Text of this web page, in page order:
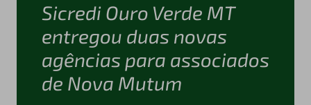
Sicredi Ouro Verde MT
entregou duas novas
agências para associados
de Nova Mutum